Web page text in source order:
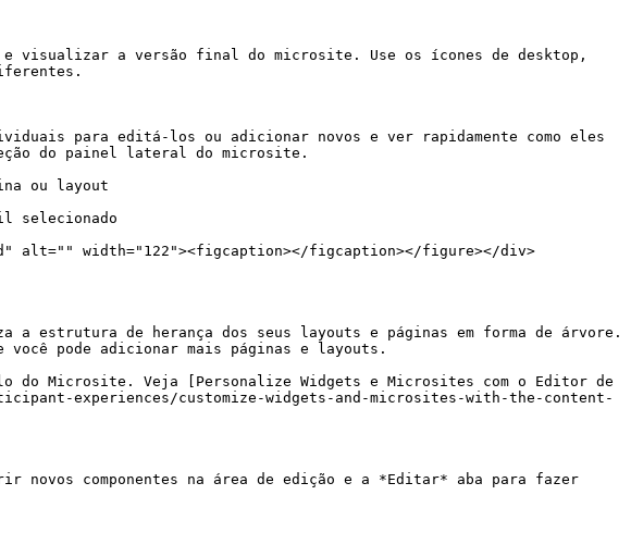
e visualizar a versão final do microsite. Use os ícones de desktop,
para editá-los ou adicionar novos e ver rapidamente como eles
do painel lateral do microsite.
ou layout
selecionado
estrutura de herança dos seus layouts e páginas em forma de árvore.
pode adicionar mais páginas e layouts.
do Microsite. Veja [Personalize Widgets e Microsites com o Editor de
experiences/customize-widgets-and-microsites-with-the-content-
novos componentes na área de edição e a *Editar* aba para fazer